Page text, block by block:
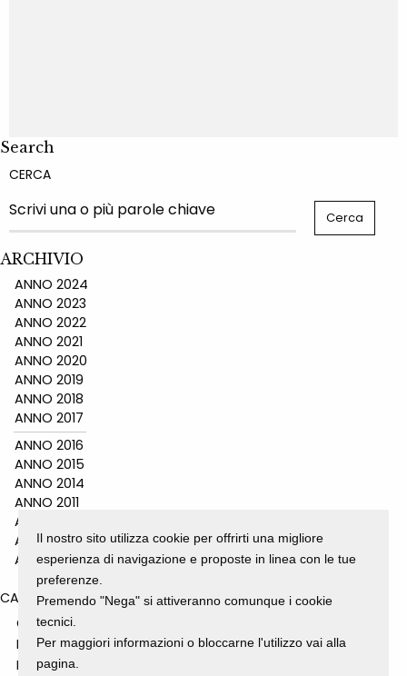
Search
CERCA
ARCHIVIO
ANNO 2024
ANNO 2023
ANNO 2022
ANNO 2021
ANNO 2020
ANNO 2019
ANNO 2018
ANNO 2017
ANNO 2016
ANNO 2015
ANNO 2014
ANNO 2011
ANNO 2010
ANNO 2009
ANNO 2008
CATEGORIES
GALLERY
MOSTRE E EVENTI
NEWS
Il nostro sito utilizza cookie per offrirti una migliore
esperienza di navigazione e proposte in linea con le tue
preferenze.
Premendo "Nega" si attiveranno comunque i cookie
tecnici.
Per maggiori informazioni o bloccarne l'utilizzo vai alla
pagina.